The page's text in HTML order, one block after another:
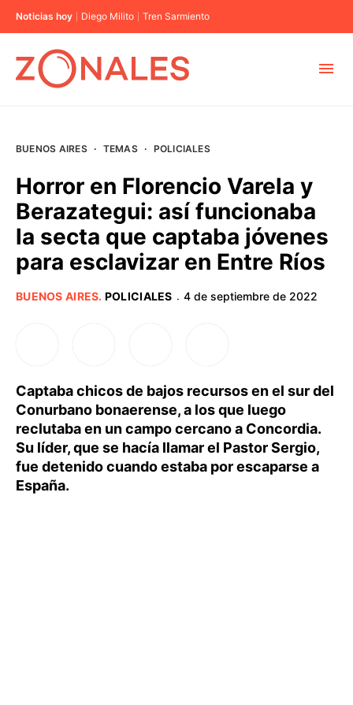
Noticias hoy Diego Milito Tren Sarmiento
BUENOS AIRES
PROVINCIAS
BUENOS AIRES · TEMAS · POLICIALES
Horror en Florencio Varela y
Berazategui: así funcionaba
la secta que captaba jóvenes
para esclavizar en Entre Ríos
BUENOS AIRES. POLICIALES · 4 de septiembre de 2022
Captaba chicos de bajos recursos en el sur del
Conurbano bonaerense, a los que luego
reclutaba en un campo cercano a Concordia.
Su líder, que se hacía llamar el Pastor Sergio,
fue detenido cuando estaba por escaparse a
España.